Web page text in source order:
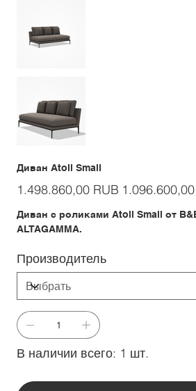
Диван Atoll Small
Первоначальная
цена
1.498.860,00 RUB Спеццена
Диван с роликами Atoll Small от
ALTAGAMMA.
Производитель
В наличии всего: 1 шт.